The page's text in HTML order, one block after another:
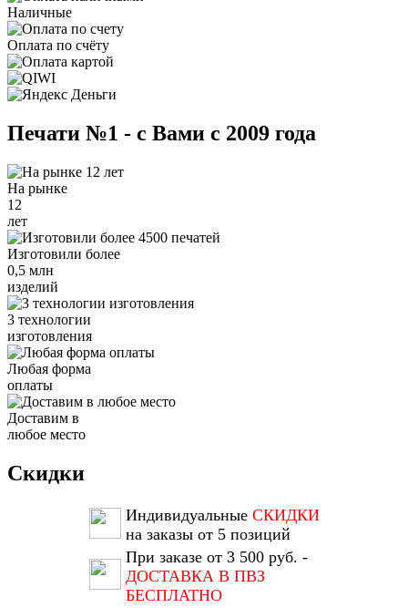
Наличные
Оплата по счёту
Печати №1 - с Вами с 2009 года
На рынке
12
лет
Изготовили более
0,5 млн
изделий
3 технологии
изготовления
Любая форма
оплаты
Доставим в
любое место
Скидки
Индивидуальные СКИДКИ
на заказы от 5 позиций
При заказе от 3 500 руб. -
ДОСТАВКА В ПВЗ
БЕСПЛАТНО